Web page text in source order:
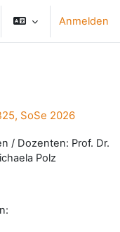
umschalten
Anmelden
SoSe 2026
/ Dozenten: Prof. Dr.
Polz